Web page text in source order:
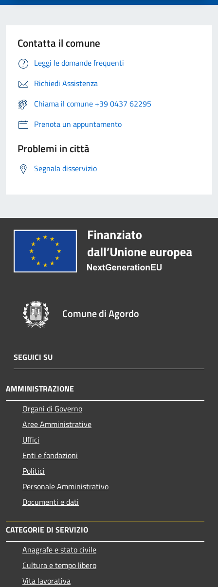
Contatta il comune
Leggi le domande frequenti
Richiedi Assistenza
Chiama il comune +39 0437 62295
Prenota un appuntamento
Problemi in città
Segnala disservizio
Comune di Agordo
SEGUICI SU
AMMINISTRAZIONE
Organi di Governo
Aree Amministrative
Uffici
Enti e fondazioni
Politici
Personale Amministrativo
Documenti e dati
CATEGORIE DI SERVIZIO
Anagrafe e stato civile
Cultura e tempo libero
Vita lavorativa